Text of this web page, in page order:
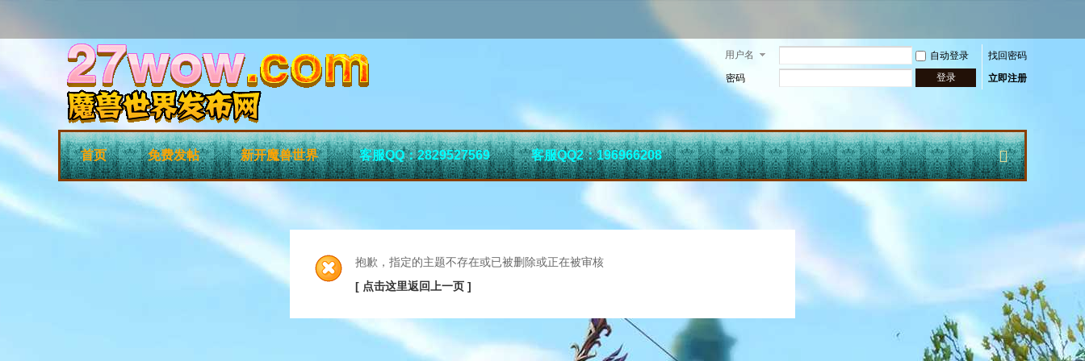
用户名 自动登录
找回密码
密码
登录 立即注册
首页 免费发帖 新开魔兽世界 客服QQ：2829527569 客服QQ2：196966208
抱歉，指定的主题不存在或已被删除或正在被审核
[ 点击这里返回上一页 ]